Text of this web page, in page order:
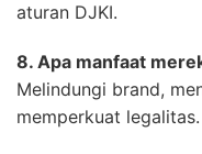
aturan DJKI.
8. Apa manfaat
Melindungi brand,
memperkuat legalitas.